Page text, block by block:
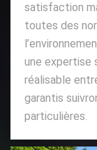
satisfaction
toutes des
une expertise
réalisable
garantis
particulières.